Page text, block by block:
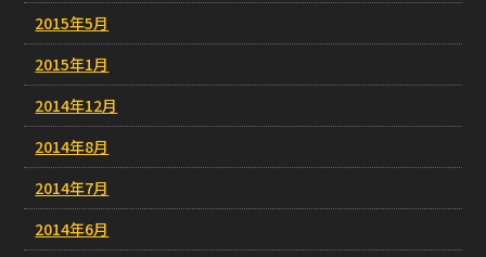
2015年5月
2015年1月
2014年12月
2014年8月
2014年7月
2014年6月